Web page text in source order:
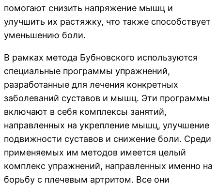
помогают снизить напряжение мышц и
улучшить их растяжку, что также способствует
уменьшению боли.
В рамках метода Бубновского используются
специальные программы упражнений,
разработанные для лечения конкретных
заболеваний суставов и мышц. Эти программы
включают в себя комплексы занятий,
направленных на укрепление мышц, улучшение
подвижности суставов и снижение боли. Среди
применяемых им методов имеется целый
комплекс упражнений, направленных именно на
борьбу с плечевым артритом. Все они